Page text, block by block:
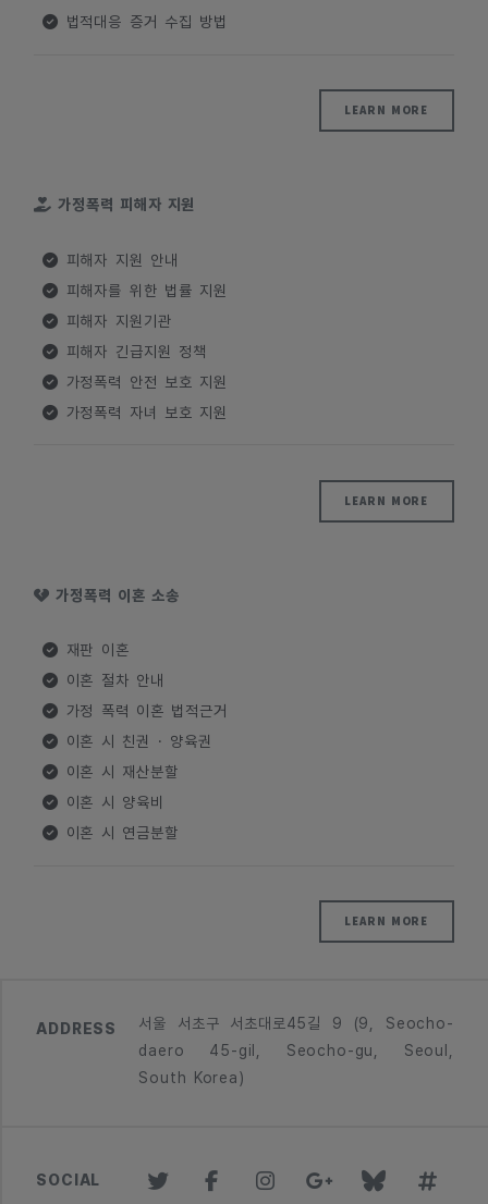
법적대응 증거 수집 방법
LEARN MORE
가정폭력 피해자 지원
피해자 지원 안내
피해자를 위한 법률 지원
피해자 지원기관
피해자 긴급지원 정책
가정폭력 안전 보호 지원
가정폭력 자녀 보호 지원
LEARN MORE
가정폭력 이혼 소송
재판 이혼
이혼 절차 안내
가정 폭력 이혼 법적근거
이혼 시 친권 · 양육권
이혼 시 재산분할
이혼 시 양육비
이혼 시 연금분할
LEARN MORE
ADDRESS
서울 서초구 서초대로45길 9 (9, Seocho-
daero 45-gil, Seocho-gu, Seoul,
South Korea)
SOCIAL